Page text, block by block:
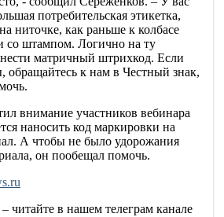
потребительская этикетка,
ниточке, как раньше к колбасе
со штампом. Логично на ту
матричный штрихкод. Если
обращайтесь к нам в Честный знак,
внимание участников вебинара
наносить код маркировки на
А чтобы не было удорожания
он пообещал помочь.
– читайте в нашем телеграм канале